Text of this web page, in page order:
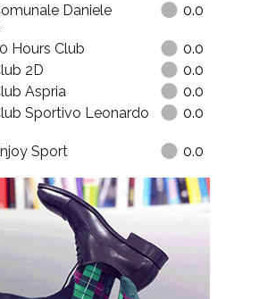
Daniele
0.0
Hours Club
0.0
2D
0.0
Aspria
0.0
Sportivo Leonardo
0.0
Sport 0.0